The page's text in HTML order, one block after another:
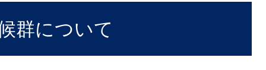
群について